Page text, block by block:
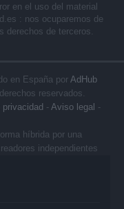
en el uso del material
: nos ocuparemos de
derechos de terceros.
en España por AdHub
reservados.
- Aviso legal -
híbrida por una
independientes